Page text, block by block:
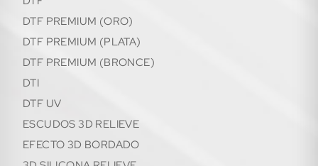
DTF PREMIUM (ORO)
DTF PREMIUM (PLATA)
DTF PREMIUM (BRONCE)
DTI
DTF UV
ESCUDOS 3D RELIEVE
EFECTO 3D BORDADO